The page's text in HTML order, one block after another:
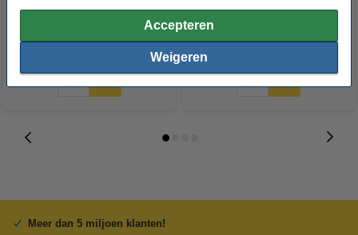
Accepteren
Weigeren
Meer dan 5 miljoen klanten!